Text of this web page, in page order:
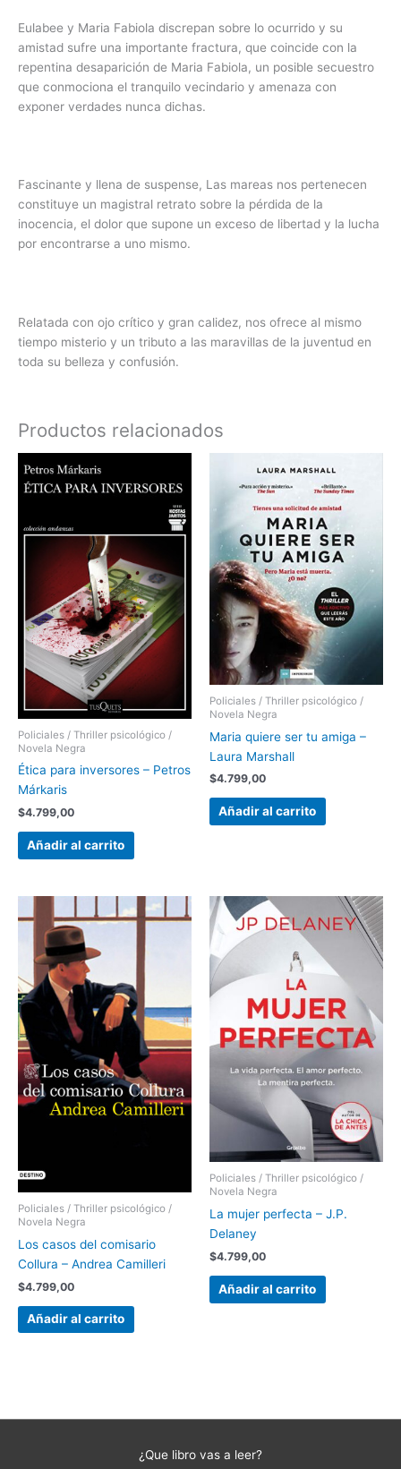
Eulabee y Maria Fabiola discrepan sobre lo ocurrido y su
amistad sufre una importante fractura, que coincide con la
repentina desaparición de Maria Fabiola, un posible secuestro
que conmociona el tranquilo vecindario y amenaza con
exponer verdades nunca dichas.
Fascinante y llena de suspense, Las mareas nos pertenecen
constituye un magistral retrato sobre la pérdida de la
inocencia, el dolor que supone un exceso de libertad y la lucha
por encontrarse a uno mismo.
Relatada con ojo crítico y gran calidez, nos ofrece al mismo
tiempo misterio y un tributo a las maravillas de la juventud en
toda su belleza y confusión.
Productos relacionados
Policiales / Thriller psicológico /
Novela Negra
Ética para inversores – Petros
Márkaris
$4.799,00
Añadir al carrito
Policiales / Thriller psicológico /
Novela Negra
Maria quiere ser tu amiga –
Laura Marshall
$4.799,00
Añadir al carrito
Policiales / Thriller psicológico /
Novela Negra
Los casos del comisario
Collura – Andrea Camilleri
$4.799,00
Añadir al carrito
Policiales / Thriller psicológico /
Novela Negra
La mujer perfecta – J.P.
Delaney
$4.799,00
Añadir al carrito
¿Que libro vas a leer?